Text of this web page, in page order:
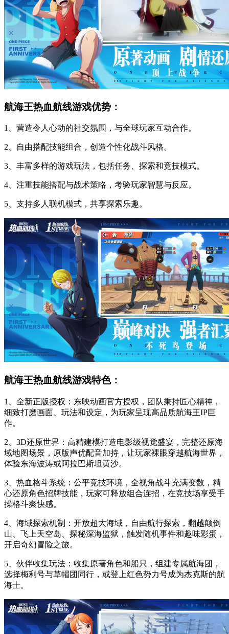
航海王热血航线游戏优势：
1、营造令人心动的社交氛围，与全球玩家互动合作。
2、自由搭配技能组合，创造个性化战斗风格。
3、丰富多样的游戏玩法，包括任务、探索和竞技模式。
4、注重技能搭配与战术策略，考验玩家智慧与反应。
5、支持多人联机模式，共享探索乐趣。
航海王热血航线游戏特色：
1、全新正版授权：东映动画官方授权，团队秉持匠心精神，
细致打磨画面、玩法和设定，为玩家呈现高品质航海王IP巨
作。
2、3D还原世界：高精建模打造电影级视觉盛宴，完整还原海
域地图场景，原版声优配音加持，让玩家裸眼穿越航海世界，
体验东海波涛或阿拉巴斯坦黄沙。
3、热血格斗系统：公平竞技环境，全视角战斗充满变数，精
心还原角色招牌技能，玩家可释放组合连招，在竞技场享受手
操格斗爽快感。
4、海域探索机制：开放超大海域，自由航行探索，翻越颠倒
山、飞上天空岛、探秘深海监狱，触发随机事件和趣味彩蛋，
开启奇幻冒险之旅。
5、伙伴收集玩法：收集原著角色和船只，组建专属航海团，
选择梅利号与草帽团同行，或登上红色势力号成为杰克斯的航
海士。